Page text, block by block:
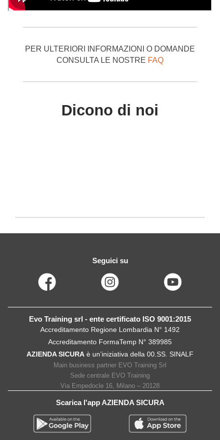
prevenire i rischi collegati all'attività lavorativa ed agli
PER ULTERIORI INFORMAZIONI O DOMANDE
CONSULTA LE NOSTRE FAQ
Dicono di noi
Seguici su
Evo Training srl - ente certificato ISO 9001:2015
Accreditamento Regione Lombardia N° 1492
Accreditamento FormaTemp N° 389985
AZIENDA SICURA è un’iniziativa della 00.SS. SINALF
Main business partner EVO Training Srl
Sede centrale EVO Training
Via Empedocle 16, Milano – 20128
Scarica l'app AZIENDA SICURA